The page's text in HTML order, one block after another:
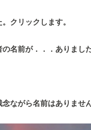
クリックします。
名前が．．．ありまし
ながら名前はありませ